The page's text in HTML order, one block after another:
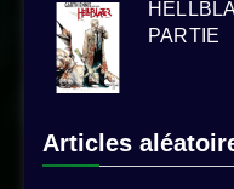
PARTIE
Articles